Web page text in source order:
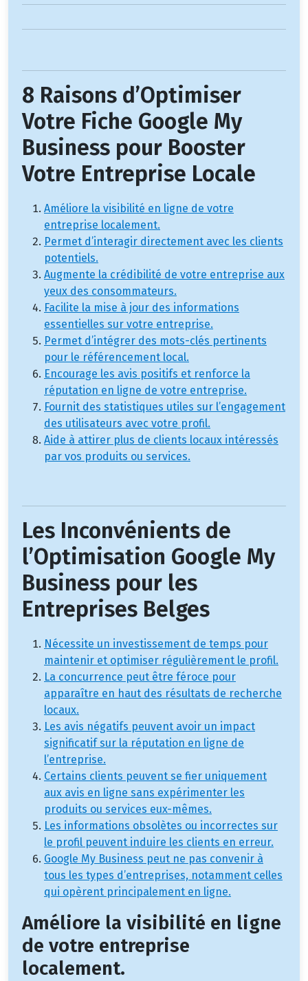
8 Raisons d’Optimiser
Votre Fiche Google My
Business pour Booster
Votre Entreprise Locale
Améliore la visibilité en ligne de votre
entreprise localement.
Permet d’interagir directement avec les clients
potentiels.
Augmente la crédibilité de votre entreprise aux
yeux des consommateurs.
Facilite la mise à jour des informations
essentielles sur votre entreprise.
Permet d’intégrer des mots-clés pertinents
pour le référencement local.
Encourage les avis positifs et renforce la
réputation en ligne de votre entreprise.
Fournit des statistiques utiles sur l’engagement
des utilisateurs avec votre profil.
Aide à attirer plus de clients locaux intéressés
par vos produits ou services.
Les Inconvénients de
l’Optimisation Google My
Business pour les
Entreprises Belges
Nécessite un investissement de temps pour
maintenir et optimiser régulièrement le profil.
La concurrence peut être féroce pour
apparaître en haut des résultats de recherche
locaux.
Les avis négatifs peuvent avoir un impact
significatif sur la réputation en ligne de
l’entreprise.
Certains clients peuvent se fier uniquement
aux avis en ligne sans expérimenter les
produits ou services eux-mêmes.
Les informations obsolètes ou incorrectes sur
le profil peuvent induire les clients en erreur.
Google My Business peut ne pas convenir à
tous les types d’entreprises, notamment celles
qui opèrent principalement en ligne.
Améliore la visibilité en ligne
de votre entreprise
localement.